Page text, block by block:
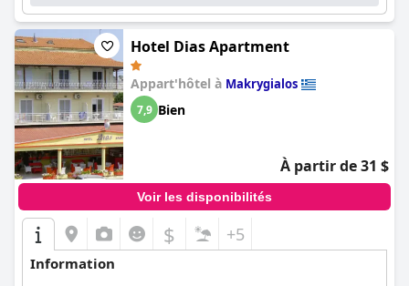
Hotel Dias Apartment
Appart'hôtel à Makrygialos
7,9 Bien
À partir de 31 $
Voir les disponibilités
$ +5
Information